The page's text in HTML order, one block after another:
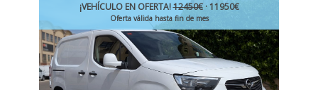
¡VEHÍCULO EN OFERTA!12450€· 11950€
Oferta válida hasta fin de mes